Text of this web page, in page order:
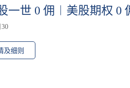
一世 0 佣︱美股期权 0
及细则